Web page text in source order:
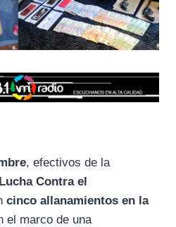
, efectivos de la
Contra el
cinco allanamientos en la
el marco de una